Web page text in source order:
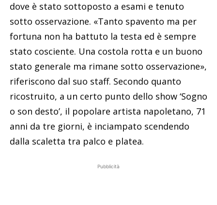
dove è stato sottoposto a esami e tenuto
sotto osservazione. «Tanto spavento ma per
fortuna non ha battuto la testa ed è sempre
stato cosciente. Una costola rotta e un buono
stato generale ma rimane sotto osservazione»,
riferiscono dal suo staff. Secondo quanto
ricostruito, a un certo punto dello show ‘Sogno
o son desto’, il popolare artista napoletano, 71
anni da tre giorni, è inciampato scendendo
dalla scaletta tra palco e platea.
Pubblicità